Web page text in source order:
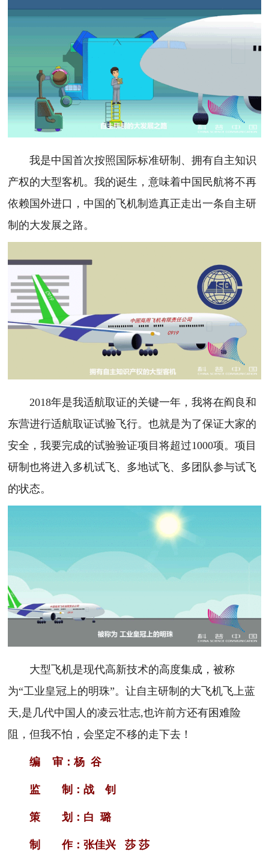
我是中国首次按照国际标准研制、拥有自主知识
产权的大型客机。我的诞生，意味着中国民航将不再
依赖国外进口，中国的飞机制造真正走出一条自主研
制的大发展之路。
2018年是我适航取证的关键一年，我将在阎良和
东营进行适航取证试验飞行。也就是为了保证大家的
安全，我要完成的试验验证项目将超过1000项。项目
研制也将进入多机试飞、多地试飞、多团队参与试飞
的状态。
大型飞机是现代高新技术的高度集成，被称
为“工业皇冠上的明珠”。让自主研制的大飞机飞上蓝
天,是几代中国人的凌云壮志,也许前方还有困难险
阻，但我不怕，会坚定不移的走下去！
编 审：杨 谷
监 制：战 钊
策 划：白 璐
制 作：张佳兴 莎 莎